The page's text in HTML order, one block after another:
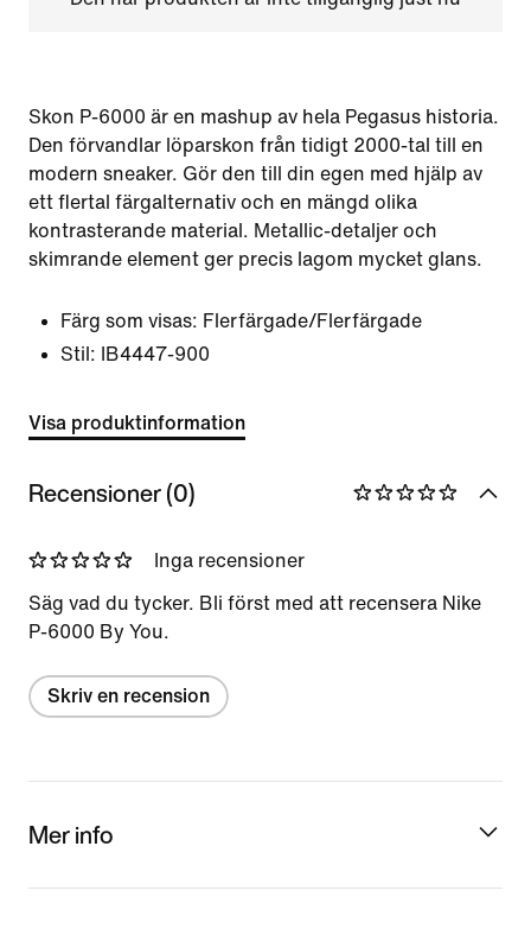
Skon P-6000 är en mashup av hela Pegasus historia.
Den förvandlar löparskon från tidigt 2000-tal till en
modern sneaker. Gör den till din egen med hjälp av
ett flertal färgalternativ och en mängd olika
kontrasterande material. Metallic-detaljer och
skimrande element ger precis lagom mycket glans.
Färg som visas: Flerfärgade/Flerfärgade
Stil:
IB4447-900
Visa produktinformation
Recensioner (0)
Inga recensioner
Säg vad du tycker. Bli först med att recensera Nike
P-6000 By You.
Skriv en recension
Mer info